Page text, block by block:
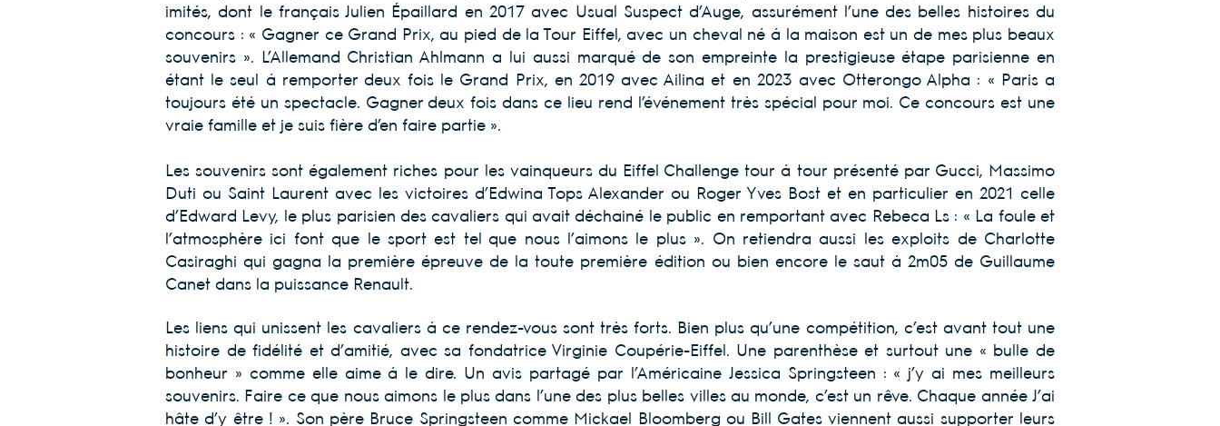
imités, dont le français Julien Épaillard en 2017 avec Usual Suspect d’Auge, assurément l’une des belles histoires du
concours : « Gagner ce Grand Prix, au pied de la Tour Eiffel, avec un cheval né à la maison est un de mes plus beaux
souvenirs ». L’Allemand Christian Ahlmann a lui aussi marqué de son empreinte la prestigieuse étape parisienne en
étant le seul à remporter deux fois le Grand Prix, en 2019 avec Ailina et en 2023 avec Otterongo Alpha : « Paris a
toujours été un spectacle. Gagner deux fois dans ce lieu rend l’événement très spécial pour moi. Ce concours est une
vraie famille et je suis fière d’en faire partie ».
Les souvenirs sont également riches pour les vainqueurs du Eiffel Challenge tour à tour présenté par Gucci, Massimo
Duti ou Saint Laurent avec les victoires d’Edwina Tops Alexander ou Roger Yves Bost et en particulier en 2021 celle
d’Edward Levy, le plus parisien des cavaliers qui avait déchainé le public en remportant avec Rebeca Ls : « La foule et
l’atmosphère ici font que le sport est tel que nous l’aimons le plus ». On retiendra aussi les exploits de Charlotte
Casiraghi qui gagna la première épreuve de la toute première édition ou bien encore le saut à 2m05 de Guillaume
Canet dans la puissance Renault.
Les liens qui unissent les cavaliers à ce rendez-vous sont très forts. Bien plus qu’une compétition, c’est avant tout une
histoire de fidélité et d’amitié, avec sa fondatrice Virginie Coupérie-Eiffel. Une parenthèse et surtout une « bulle de
bonheur » comme elle aime à le dire. Un avis partagé par l’Américaine Jessica Springsteen : « j’y ai mes meilleurs
souvenirs. Faire ce que nous aimons le plus dans l’une des plus belles villes au monde, c’est un rêve. Chaque année J’ai
hâte d’y être ! ». Son père Bruce Springsteen comme Mickael Bloomberg ou Bill Gates viennent aussi supporter leurs